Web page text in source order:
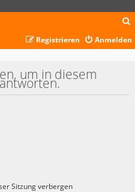
c
Anmelden
Registrieren
um in diesem
Sitzung verbergen